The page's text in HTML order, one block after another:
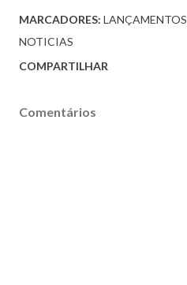
MARCADORES: LANÇAMENTOS
NOTICIAS
COMPARTILHAR
Comentários